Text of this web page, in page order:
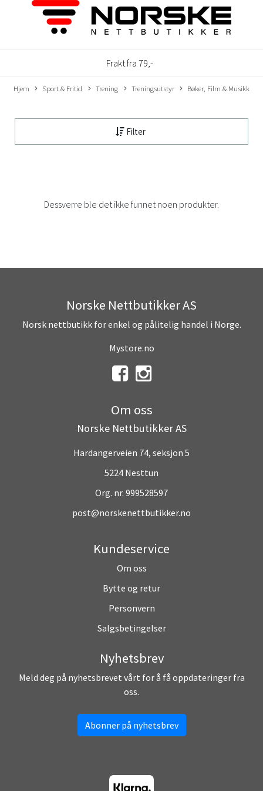
Frakt fra 79,-
Hjem Sport & Fritid Trening Treningsutstyr Bøker, Film & Musikk
Filter
Dessverre ble det ikke funnet noen produkter.
Norske Nettbutikker AS
Norsk nettbutikk for enkel og pålitelig handel i Norge.
Mystore.no
Om oss
Norske Nettbutikker AS
Hardangerveien 74, seksjon 5
5224 Nesttun
Org. nr. 999528597
post@norskenettbutikker.no
Kundeservice
Om oss
Bytte og retur
Personvern
Salgsbetingelser
Nyhetsbrev
Meld deg på nyhetsbrevet vårt for å få oppdateringer fra
oss.
Abonner på nyhetsbrev